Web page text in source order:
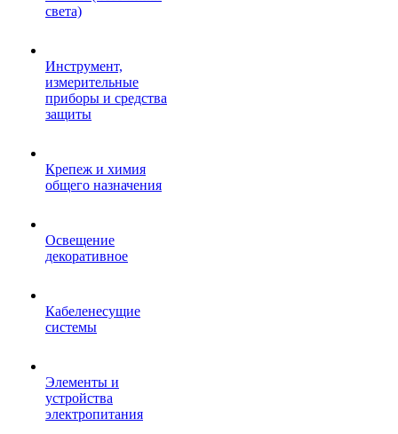
света)
Инструмент,
измерительные
приборы и средства
защиты
Крепеж и химия
общего назначения
Освещение
декоративное
Кабеленесущие
системы
Элементы и
устройства
электропитания